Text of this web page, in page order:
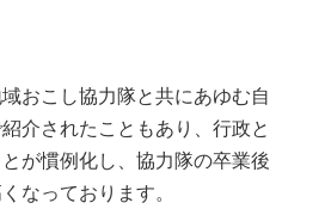
おこし協力隊と共にあゆむ自
介されたこともあり、行政と
が慣例化し、協力隊の卒業後
なっております。